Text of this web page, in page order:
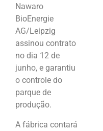
Nawaro
BioEnergie
AG/Leipzig
assinou contrato
no dia 12 de
junho, e garantiu
o controle do
parque de
produção.
A fábrica contará